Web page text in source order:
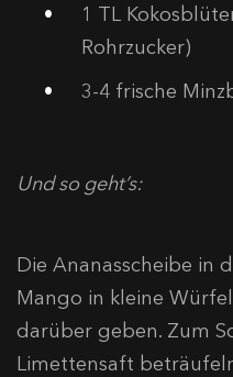
1 TL
Rohrzucker)
3-4 frische
Und so geht’s:
Die Ananasscheibe in
Mango in kleine
darüber geben. Zum
Limettensaft